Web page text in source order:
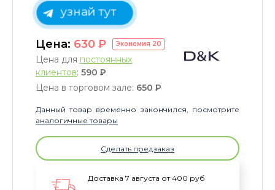
узнай тут
Цена: 630 P Экономия 20
Цена для постоянных
клиентов: 590 P
Цена в торговом зале: 650 P
Данный товар временно закончился, посмотрите
аналогичные товары
Сделать предзаказ
Доставка 7 августа от 400 руб